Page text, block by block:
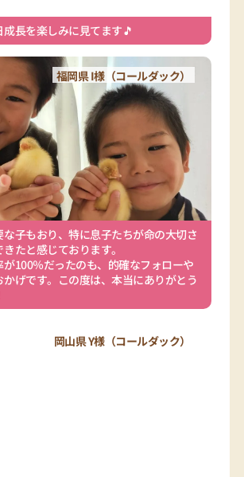
長を楽しみに見てます🎵
福岡県 I様（コールダック）
子もおり、特に息子たちが命の大切さ
たと感じております。
100％だったのも、的確なフォローや
げです。この度は、本当にありがとう
岡山県 Y様（コールダック）